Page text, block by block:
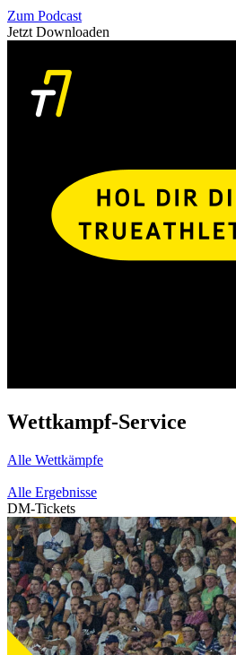
Zum Podcast
Jetzt Downloaden
Wettkampf-Service
Alle Wettkämpfe
Alle Ergebnisse
DM-Tickets